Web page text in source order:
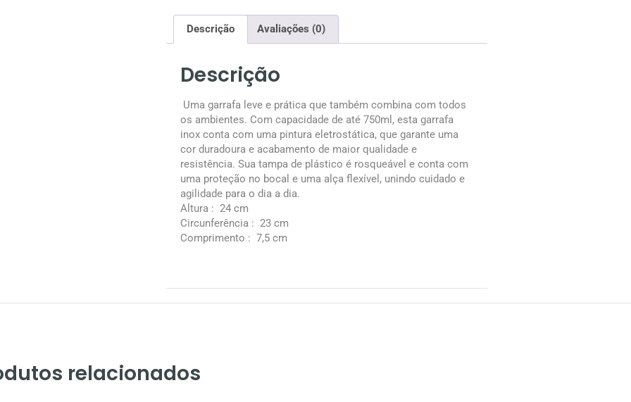
Descrição Avaliações (0)
Descrição
Uma garrafa leve e prática que também combina com todos
os ambientes. Com capacidade de até 750ml, esta garrafa
inox conta com uma pintura eletrostática, que garante uma
cor duradoura e acabamento de maior qualidade e
resistência. Sua tampa de plástico é rosqueável e conta com
uma proteção no bocal e uma alça flexível, unindo cuidado e
agilidade para o dia a dia.
Altura : 24 cm
Circunferência : 23 cm
Comprimento : 7,5 cm
relacionados